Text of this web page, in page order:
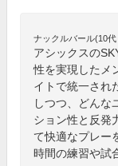
ナックルバール(10代
アシックスの
性を実現したメ
イトで統一され
しつつ、どんな
ション性と反発
て快適なプレー
時間の練習や試